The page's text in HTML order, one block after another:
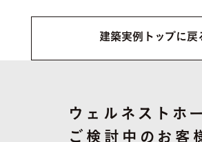
建築実例トップに戻
ウェルネストホ
ご検討中のお客